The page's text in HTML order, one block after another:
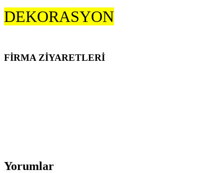
DEKORASYON
FİRMA ZİYARETLERİ
Yorumlar